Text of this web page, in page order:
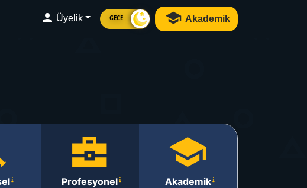
Üyelik GECE Akademik
Profesyonel Akademik